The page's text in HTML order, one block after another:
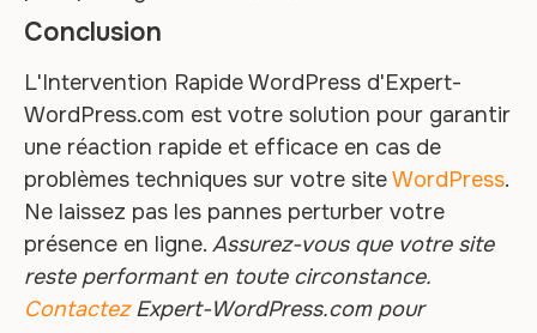
Conclusion
L'Intervention Rapide WordPress d'Expert-
WordPress.com est votre solution pour garantir
une réaction rapide et efficace en cas de
problèmes techniques sur votre siteWordPress.
Ne laissez pas les pannes perturber votre
présence en ligne. Assurez-vous que votre site
reste performant en toute circonstance.
ContactezExpert-WordPress.com pour